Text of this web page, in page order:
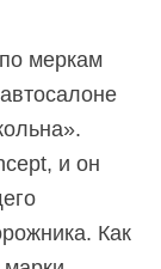
меркам
и он
Как